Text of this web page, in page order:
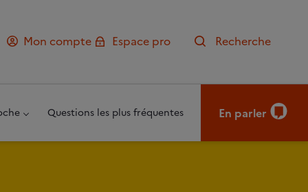
Mon compte Espace pro Recherche
Questions les plus fréquentes En parler